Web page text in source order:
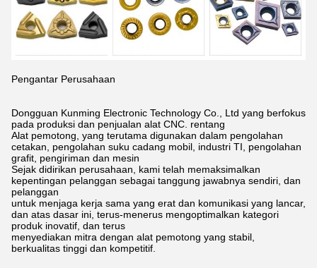
Pengantar Perusahaan
Dongguan Kunming Electronic Technology Co., Ltd yang berfokus
pada produksi dan penjualan alat CNC. rentang
Alat pemotong, yang terutama digunakan dalam pengolahan
cetakan, pengolahan suku cadang mobil, industri TI, pengolahan
grafit, pengiriman dan mesin
Sejak didirikan perusahaan, kami telah memaksimalkan
kepentingan pelanggan sebagai tanggung jawabnya sendiri, dan
pelanggan
untuk menjaga kerja sama yang erat dan komunikasi yang lancar,
dan atas dasar ini, terus-menerus mengoptimalkan kategori
produk inovatif, dan terus
menyediakan mitra dengan alat pemotong yang stabil,
berkualitas tinggi dan kompetitif.